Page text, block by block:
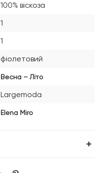
100% віскоза
1
1
фіолетовий
Весна – Літо
Largemoda
Elena Miro